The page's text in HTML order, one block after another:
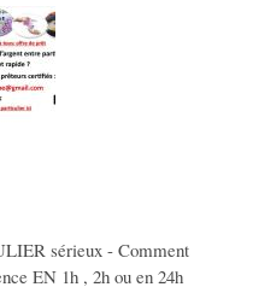
sérieux - Comment
EN 1h , 2h ou en 24h